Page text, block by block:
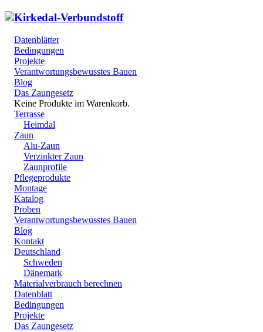
Datenblätter
Bedingungen
Projekte
Verantwortungsbewusstes Bauen
Blog
Das Zaungesetz
Keine Produkte im Warenkorb.
Terrasse
Heimdal
Zaun
Alu-Zaun
Verzinkter Zaun
Zaunprofile
Pflegeprodukte
Montage
Katalog
Proben
Verantwortungsbewusstes Bauen
Blog
Kontakt
Deutschland
Schweden
Dänemark
Materialverbrauch berechnen
Datenblatt
Bedingungen
Projekte
Das Zaungesetz